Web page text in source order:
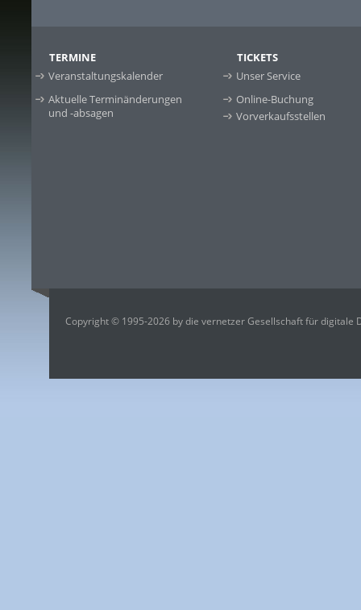
TERMINE
Veranstaltungskalender
Aktuelle Terminänderungen
und -absagen
TICKETS
Unser Service
Online-Buchung
Vorverkaufsstellen
Copyright © 1995-2026 by die vernetzer Gesellschaft für digitale